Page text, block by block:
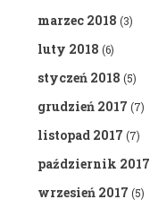
marzec 2018 (3)
luty 2018 (6)
styczeń 2018 (5)
grudzień 2017 (7)
listopad 2017 (7)
październik 2017
wrzesień 2017 (5)